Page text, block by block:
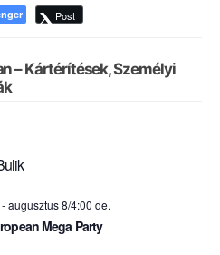
Post
– Kártérítések, Személyi
-augusztus 8/4:00 de.
Mega Party